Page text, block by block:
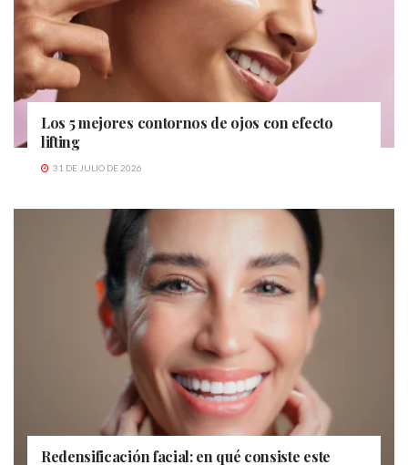
Los 5 mejores contornos de ojos con efecto
lifting
31 DE JULIO DE 2026
Redensificación facial: en qué consiste este